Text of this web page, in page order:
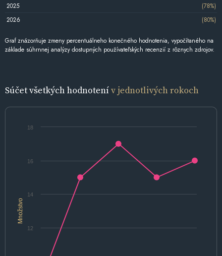
2025
(78%)
2026
(80%)
Graf znázorňuje zmeny percentuálneho konečného hodnotenia, vypočítaného na
základe súhrnnej analýzy dostupných používateľských recenzií z rôznych zdrojov.
Súčet všetkých hodnotenív jednotlivých rokoch
Množstvo
12
14
16
18